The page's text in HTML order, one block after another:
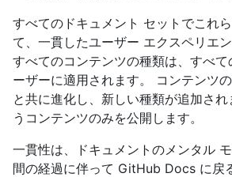
すべてのドキュメント セットでこれ
て、一貫したユーザー エクスペリエン
すべてのコンテンツの種類は、すべ
ーザーに適用されます。 コンテンツ
と共に進化し、新しい種類が追加さ
うコンテンツのみを公開します。
一貫性は、ドキュメントのメンタル
間の経過に伴って GitHub Docs に戻